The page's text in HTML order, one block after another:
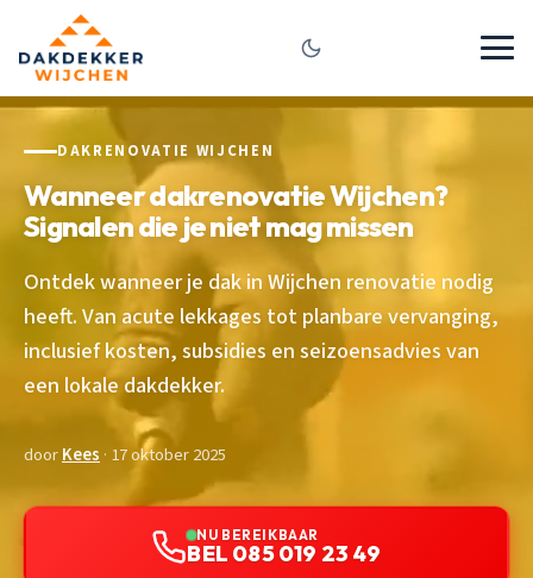
DAKRENOVATIE WIJCHEN
Wanneer dakrenovatie Wijchen?
Signalen die je niet mag missen
Ontdek wanneer je dak in Wijchen renovatie nodig
heeft. Van acute lekkages tot planbare vervanging,
inclusief kosten, subsidies en seizoensadvies van
een lokale dakdekker.
doorKees · 17 oktober 2025
NU BEREIKBAAR
BEL 085 019 23 49